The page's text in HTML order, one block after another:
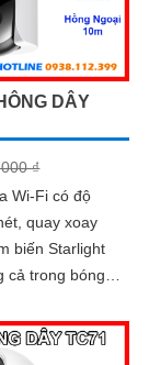
DÂY
₫
Wi-Fi có độ
quay xoay
biến Starlight
cả trong bóng
chính xác, kết
hồng ngoại